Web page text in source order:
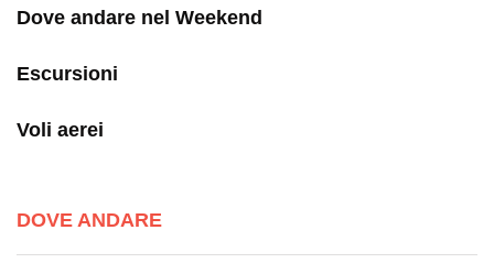
Dove andare nel Weekend
Escursioni
Voli aerei
DOVE ANDARE